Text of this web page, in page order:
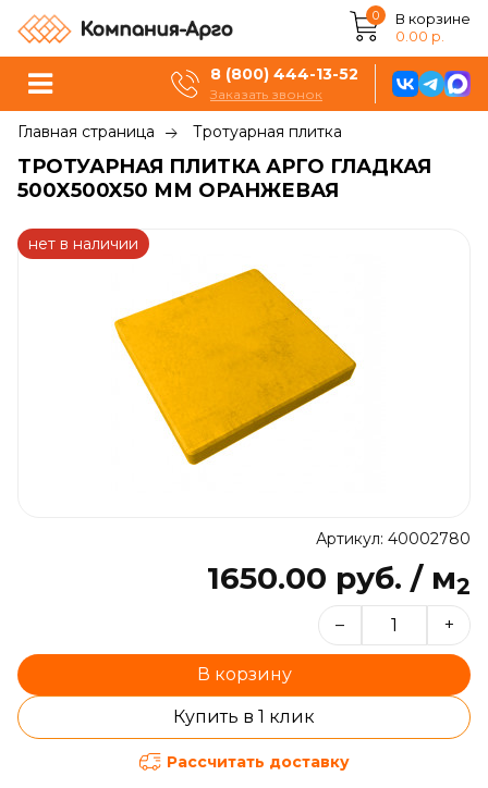
0
В корзине
0.00 р.
8 (800) 444-13-52
Заказать звонок
Главная страница Тротуарная плитка
ТРОТУАРНАЯ ПЛИТКА АРГО ГЛАДКАЯ
500X500X50 ММ ОРАНЖЕВАЯ
нет в наличии
Артикул: 40002780
1650.00 руб. / м2
– +
В корзину
Купить в 1 клик
Рассчитать доставку